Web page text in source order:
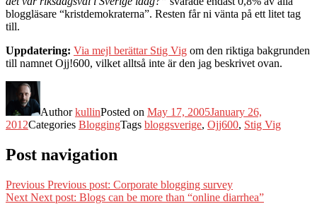
bloggläsare “kristdemokraterna”. Resten får ni vänta på ett litet tag
till.
Uppdatering: Via mejl berättar Stig Vig om den riktiga bakgrunden
till namnet Ojj!600, vilket alltså inte är den jag beskrivet ovan.
AuthorkullinPosted on May 17, 2005January 26,
2012Categories BloggingTags bloggsverige, Ojj600, Stig Vig
Post navigation
Previous Previous post: Corporate blogging survey
Next Next post: Blogs can be more than “online diarrhea”